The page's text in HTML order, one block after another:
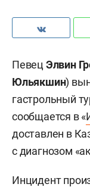
Певец Элвин
Юльякшин)
гастрольный
сообщается в «
доставлен в
с диагнозом
Инцидент